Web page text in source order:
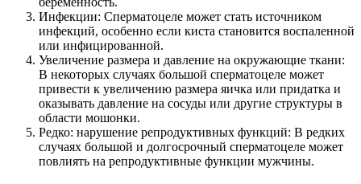
Инфекции: Сперматоцеле может стать источником
инфекций, особенно если киста становится воспаленной
или инфицированной.
Увеличение размера и давление на окружающие ткани:
В некоторых случаях большой сперматоцеле может
привести к увеличению размера яичка или придатка и
оказывать давление на сосуды или другие структуры в
области мошонки.
Редко: нарушение репродуктивных функций: В редких
случаях большой и долгосрочный сперматоцеле может
повлиять на репродуктивные функции мужчины.